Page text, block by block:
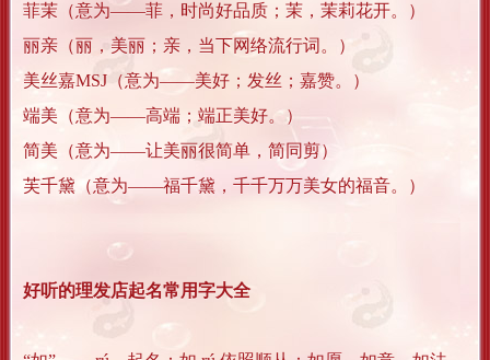
菲茉（意为——菲，时尚好品质；茉，茉莉花开。）
丽亲（丽，美丽；亲，当下网络流行词。）
美丝嘉MSJ（意为——美好；发丝；嘉赞。）
端美（意为——高端；端正美好。）
简美（意为——让美丽很简单，简同剪）
芙千黛（意为——福千黛，千千万万美女的福音。）
好听的理发店起名常用字大全